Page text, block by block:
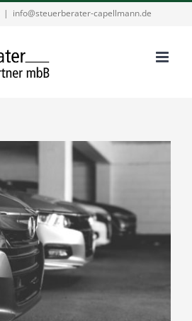
| info@steuerberater-capellmann.de